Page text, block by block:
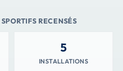
RECENSÉS
5
INSTALLATIONS